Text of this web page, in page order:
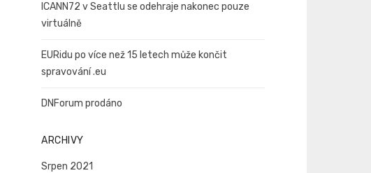
ICANN72 v Seattlu se odehraje nakonec pouze
virtuálně
EURidu po více než 15 letech může končit
spravování .eu
DNForum prodáno
ARCHIVY
Srpen 2021